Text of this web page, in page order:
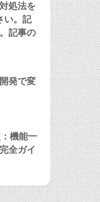
処法を
い。記
記事の
発で変
機能一
全ガイ